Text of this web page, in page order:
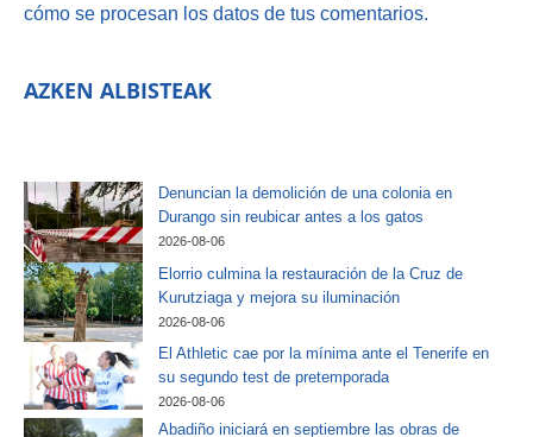
cómo se procesan los datos de tus comentarios.
AZKEN ALBISTEAK
Denuncian la demolición de una colonia en
Durango sin reubicar antes a los gatos
2026-08-06
Elorrio culmina la restauración de la Cruz de
Kurutziaga y mejora su iluminación
2026-08-06
El Athletic cae por la mínima ante el Tenerife en
su segundo test de pretemporada
2026-08-06
Abadiño iniciará en septiembre las obras de